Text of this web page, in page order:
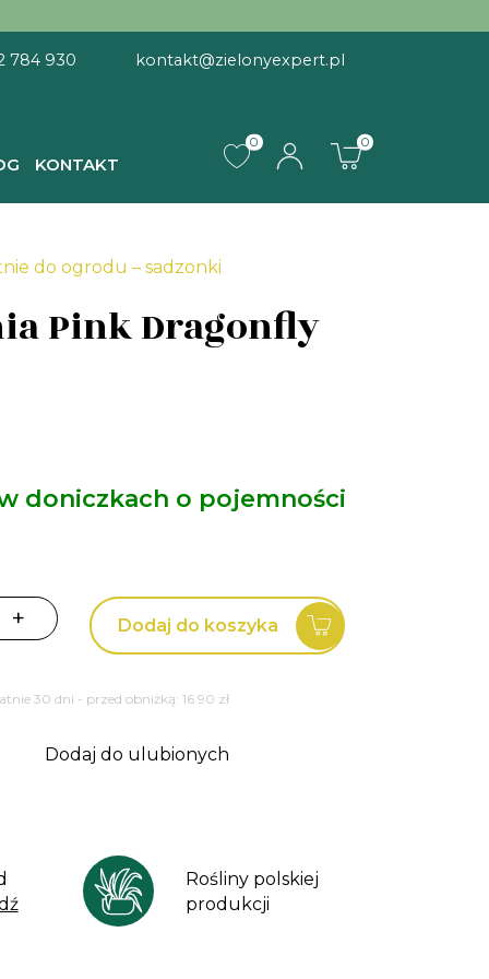
784 930 kontakt@zielonyexpert.pl
KONTAKT
0 0
do ogrodu – sadzonki
Pink Dragonfly
doniczkach o pojemności
+ Dodaj do koszyka
30 dni - przed obniżką: 16.90 zł
Dodaj do ulubionych
Rośliny polskiej
produkcji